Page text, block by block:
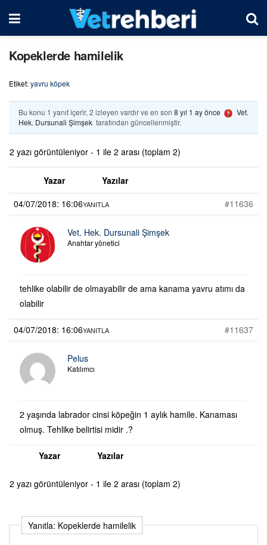
Kopeklerde hamilelik
Etiket:yavru köpek
Bu konu 1 yanıt içerir, 2 izleyen vardır ve en son 8 yıl 1 ay önce
Vet.
Hek. Dursunali Şimşek tarafından güncellenmiştir.
2 yazı görüntüleniyor - 1 ile 2 arası (toplam 2)
Yazar
Yazılar
04/07/2018: 16:06
#11636
YANITLA
Vet. Hek. Dursunali Şimşek
Anahtar yönetici
tehlike olabilir de olmayabilir de ama kanama yavru atımı da
olabilir
04/07/2018: 16:06 #11637
YANITLA
Pelus
Katılımcı
2 yaşında labrador cinsi köpeğin 1 aylık hamile. Kanaması
olmuş. Tehlike belirtisi midir .?
Yazar Yazılar
2 yazı görüntüleniyor - 1 ile 2 arası (toplam 2)
Yanıtla: Kopeklerde hamilelik